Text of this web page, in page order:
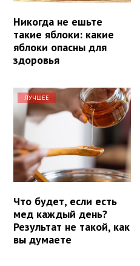
Никогда не ешьте
такие яблоки: какие
яблоки опасны для
здоровья
ЛУЧШЕЕ
Что будет, если есть
мед каждый день?
Результат не такой, как
вы думаете